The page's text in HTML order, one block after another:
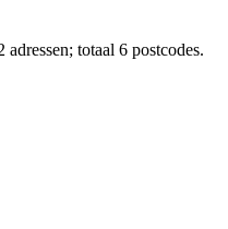
totaal 6 postcodes.